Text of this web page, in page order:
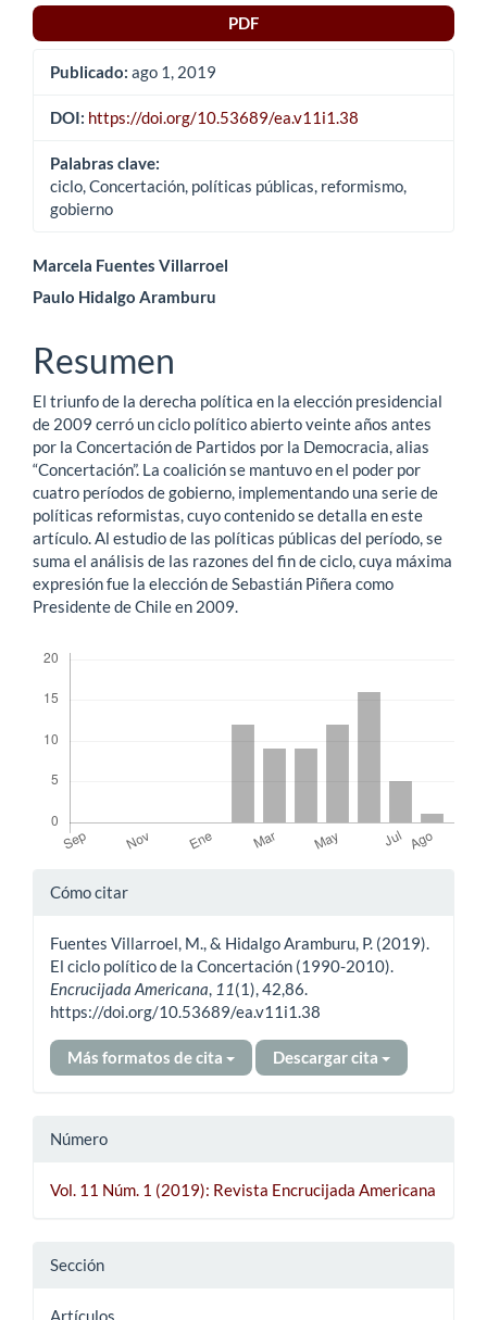
PDF
Publicado: ago 1, 2019
DOI: https://doi.org/10.53689/ea.v11i1.38
Palabras clave:
ciclo, Concertación, políticas públicas, reformismo,
gobierno
Contenido
principal
del
artículo
Marcela Fuentes Villarroel
Paulo Hidalgo Aramburu
Resumen
El triunfo de la derecha política en la elección presidencial
de 2009 cerró un ciclo político abierto veinte años antes
por la Concertación de Partidos por la Democracia, alias
“Concertación”. La coalición se mantuvo en el poder por
cuatro períodos de gobierno, implementando una serie de
políticas reformistas, cuyo contenido se detalla en este
artículo. Al estudio de las políticas públicas del período, se
suma el análisis de las razones del fin de ciclo, cuya máxima
expresión fue la elección de Sebastián Piñera como
Presidente de Chile en 2009.
Detalles
artículo
Cómo citar
Fuentes Villarroel, M., & Hidalgo Aramburu, P. (2019).
El ciclo político de la Concertación (1990-2010).
Encrucijada Americana, 11(1), 42,86.
https://doi.org/10.53689/ea.v11i1.38
Más formatos de cita Descargar cita
Número
Vol. 11 Núm. 1 (2019): Revista Encrucijada Americana
Sección
Artículos